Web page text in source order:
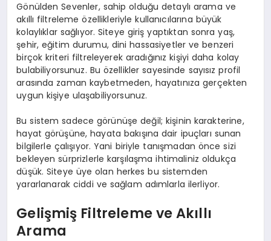
Gönülden Sevenler, sahip olduğu detaylı arama ve
akıllı filtreleme özellikleriyle kullanıcılarına büyük
kolaylıklar sağlıyor. Siteye giriş yaptıktan sonra yaş,
şehir, eğitim durumu, dini hassasiyetler ve benzeri
birçok kriteri filtreleyerek aradığınız kişiyi daha kolay
bulabiliyorsunuz. Bu özellikler sayesinde sayısız profil
arasında zaman kaybetmeden, hayatınıza gerçekten
uygun kişiye ulaşabiliyorsunuz.
Bu sistem sadece görünüşe değil; kişinin karakterine,
hayat görüşüne, hayata bakışına dair ipuçları sunan
bilgilerle çalışıyor. Yani biriyle tanışmadan önce sizi
bekleyen sürprizlerle karşılaşma ihtimaliniz oldukça
düşük. Siteye üye olan herkes bu sistemden
yararlanarak ciddi ve sağlam adımlarla ilerliyor.
Gelişmiş Filtreleme ve Akıllı
Arama